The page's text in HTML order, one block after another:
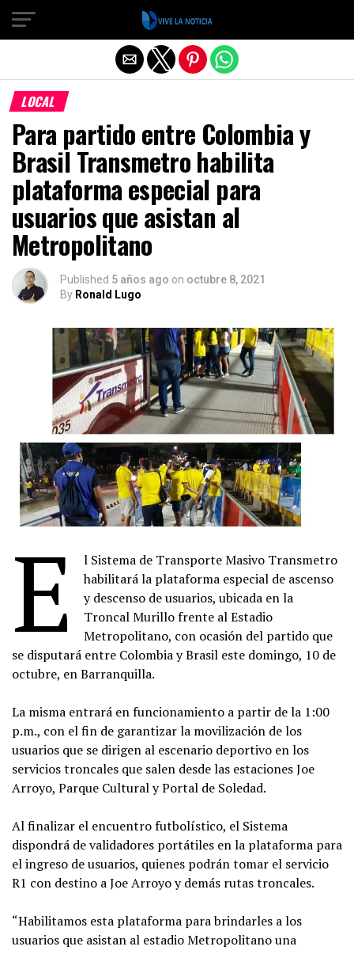
LOCAL
Para partido entre Colombia y
Brasil Transmetro habilita
plataforma especial para
usuarios que asistan al
Metropolitano
Published 5 años ago on octubre 8, 2021
By Ronald Lugo
E
l Sistema de Transporte Masivo Transmetro
habilitará la plataforma especial de ascenso
y descenso de usuarios, ubicada en la
Troncal Murillo frente al Estadio
Metropolitano, con ocasión del partido que
se disputará entre Colombia y Brasil este domingo, 10 de
octubre, en Barranquilla.
La misma entrará en funcionamiento a partir de la 1:00
p.m., con el fin de garantizar la movilización de los
usuarios que se dirigen al escenario deportivo en los
servicios troncales que salen desde las estaciones Joe
Arroyo, Parque Cultural y Portal de Soledad.
Al finalizar el encuentro futbolístico, el Sistema
dispondrá de validadores portátiles en la plataforma para
el ingreso de usuarios, quienes podrán tomar el servicio
R1 con destino a Joe Arroyo y demás rutas troncales.
“Habilitamos esta plataforma para brindarles a los
usuarios que asistan al estadio Metropolitano una
Salir de la versión móvil